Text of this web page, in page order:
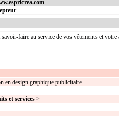
faire au service de vos vêtements et
en design graphique publicitaire
et services >